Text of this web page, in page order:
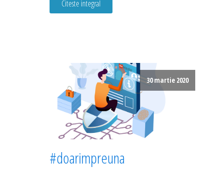
Citeste integral
30 martie 2020
#doarimpreuna